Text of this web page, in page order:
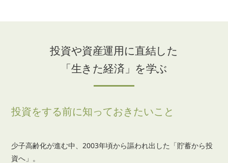
投資や資産運用に直結した
「生きた経済」を学ぶ
投資をする前に知っておきたいこと
少子高齢化が進む中、2003年頃から謳われ出した「貯蓄から投
資へ」。